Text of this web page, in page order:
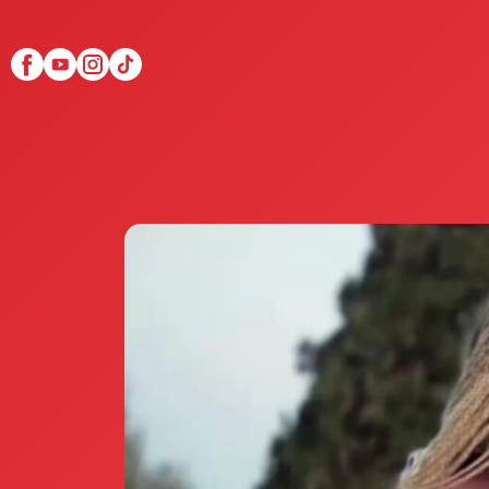
Scopri Club di Più
Le testimonianze
La fondatrice Valeria